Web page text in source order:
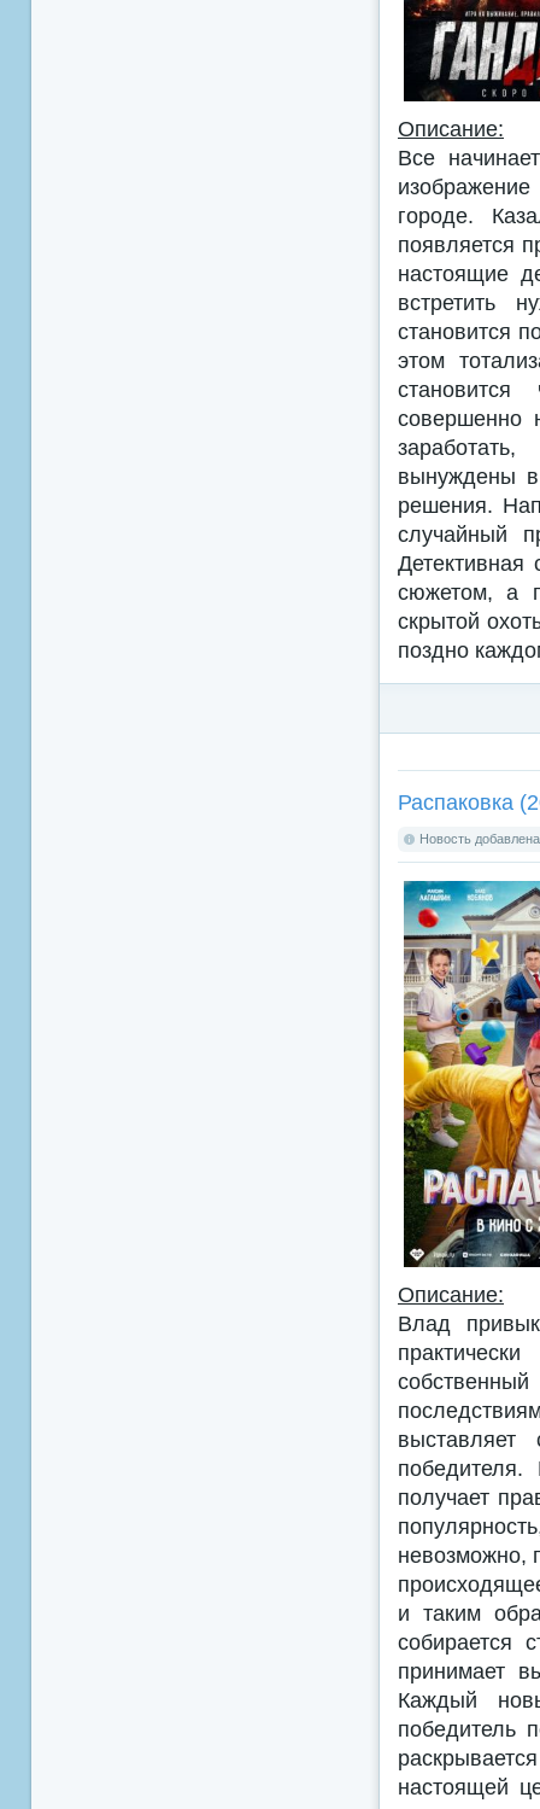
Описание:
Все
городе.
появляется
настоящие
встретить
становится
этом
совершенно
вынуждены
решения.
случайный
Детективная
сюжетом, а
скрытой
поздно
Распаковка
Новость
Описание:
Влад
получает
невозможно,
и таким
собирается
принимает
Каждый
победитель
настоящей